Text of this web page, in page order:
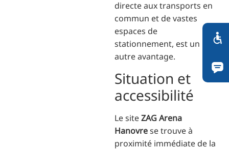
directe aux transports en
commun et de vastes
espaces de
stationnement, est un
autre avantage.
Situation et
accessibilité
Le siteZAG Arena
Hanovrese trouve à
proximité immédiate de la